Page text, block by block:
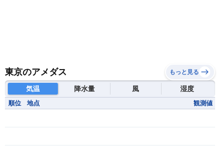
東京のアメダス もっと見る
気温 降水量 風 湿度
順位 地点 観測値